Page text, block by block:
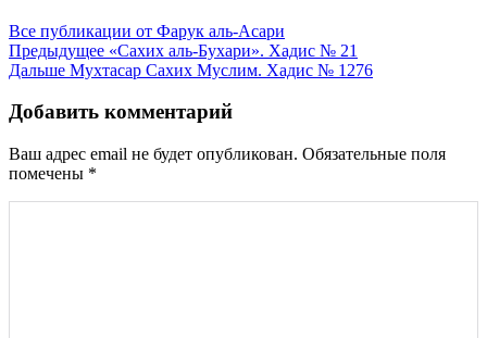
Все публикации от Фарук аль-Асари
Навигация
по
записям
Предыдущее «Сахих аль-Бухари». Хадис № 21
Дальше Мухтасар Сахих Муслим. Хадис № 1276
Добавить комментарий
Ваш адрес email не будет опубликован. Обязательные поля
помечены *